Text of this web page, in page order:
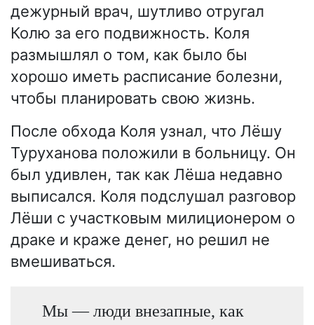
дежурный врач, шутливо отругал
Колю за его подвижность. Коля
размышлял о том, как было бы
хорошо иметь расписание болезни,
чтобы планировать свою жизнь.
После обхода Коля узнал, что Лёшу
Туруханова положили в больницу. Он
был удивлен, так как Лёша недавно
выписался. Коля подслушал разговор
Лёши с участковым милиционером о
драке и краже денег, но решил не
вмешиваться.
Мы — люди внезапные, как